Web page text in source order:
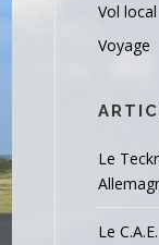
Vol local
Voyage
Le
Le